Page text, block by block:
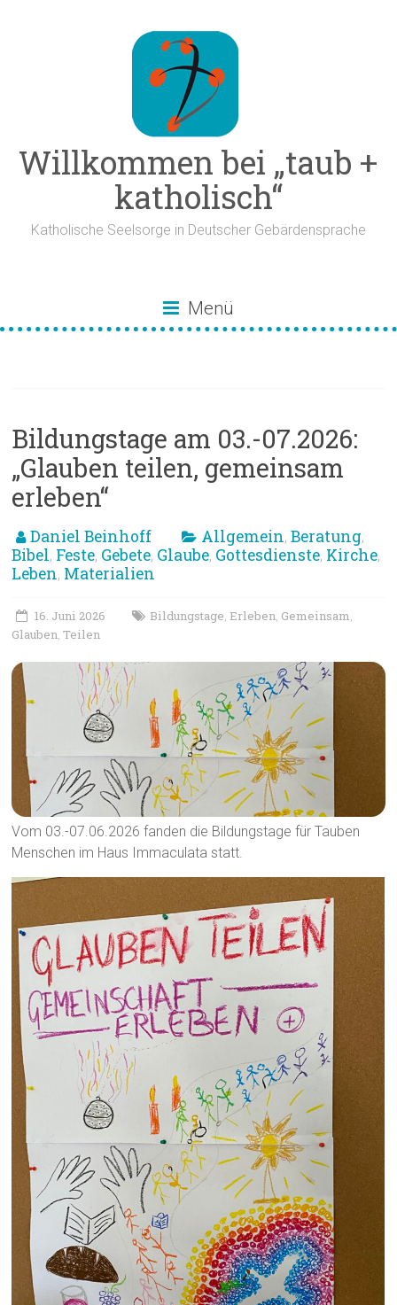
Willkommen bei „taub +
katholisch“
Katholische Seelsorge in Deutscher Gebärdensprache
Menü
Bildungstage am 03.-07.2026:
„Glauben teilen, gemeinsam
erleben“
Daniel Beinhoff Allgemein,Beratung,
Bibel, Feste, Gebete, Glaube, Gottesdienste, Kirche,
Leben, Materialien
16. Juni 2026 Bildungstage, Erleben, Gemeinsam,
Glauben,Teilen
Vom 03.-07.06.2026 fanden die Bildungstage für Tauben
Menschen im Haus Immaculata statt.